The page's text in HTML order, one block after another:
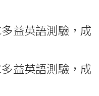
益英語測驗，成
益英語測驗，成